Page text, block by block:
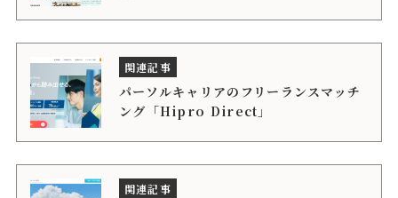
パーソルキャリアのフリーランスマッチ
ング「Hipro Direct」